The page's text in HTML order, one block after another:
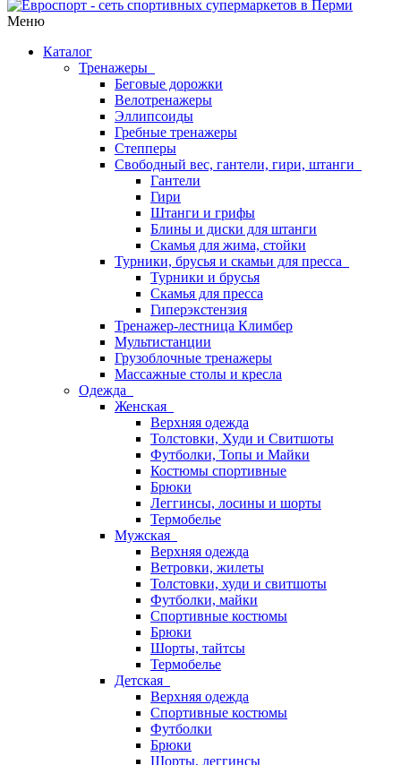
Меню
Каталог
Тренажеры
Беговые дорожки
Велотренажеры
Эллипсоиды
Гребные тренажеры
Степперы
Свободный вес, гантели, гири, штанги
Гантели
Гири
Штанги и грифы
Блины и диски для штанги
Скамья для жима, стойки
Турники, брусья и скамьи для пресса
Турники и брусья
Скамья для пресса
Гиперэкстензия
Тренажер-лестница Климбер
Мультистанции
Грузоблочные тренажеры
Массажные столы и кресла
Одежда
Женская
Верхняя одежда
Толстовки, Худи и Свитшоты
Футболки, Топы и Майки
Костюмы спортивные
Брюки
Леггинсы, лосины и шорты
Термобелье
Мужская
Верхняя одежда
Ветровки, жилеты
Толстовки, худи и свитшоты
Футболки, майки
Спортивные костюмы
Брюки
Шорты, тайтсы
Термобелье
Детская
Верхняя одежда
Спортивные костюмы
Футболки
Брюки
Шорты, леггинсы